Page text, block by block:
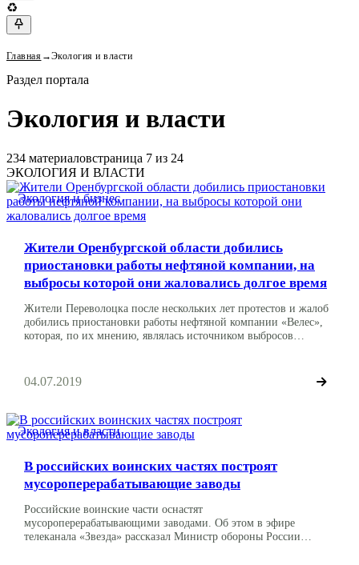
♻
Главная →Экология и власти
Раздел портала
Экология и власти
234 материаловстраница 7 из 24
ЭКОЛОГИЯ И ВЛАСТИ
Экология и бизнес
Жители Оренбургской области добились
приостановки работы нефтяной компании, на
выбросы которой они жаловались долгое время
Жители Переволоцка после нескольких лет протестов и жалоб
добились приостановки работы нефтяной компании «Велес»,
которая, по их мнению, являлась источником выбросов
Он отметил, что сразу после его визита выбросы сероводорода
продолжились. «Я провел в среду рабочий визит в
04.07.2019
Экология и власти
В российских воинских частях построят
мусороперерабатывающие заводы
Российские воинские части оснастят
мусороперерабатывающими заводами. Об этом в эфире
телеканала «Звезда» рассказал Министр обороны России